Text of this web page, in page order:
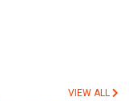
VIEW ALL